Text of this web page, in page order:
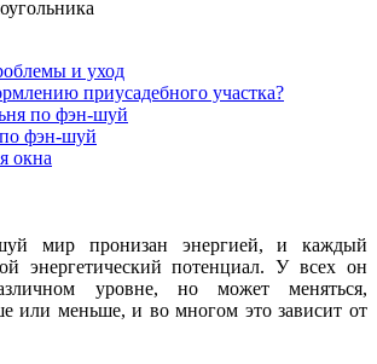
и уход
приусадебного участка?
по фэн-шуй
фэн-шуй
окна
мир пронизан энергией, и каждый
энергетический потенциал. У всех он
уровне, но может меняться,
или меньше, и во многом это зависит от